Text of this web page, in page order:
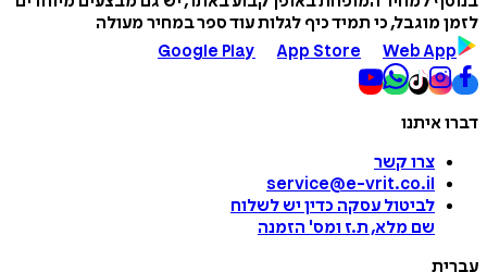
לזמן מוגבל, כי תמיד כיף לגלות עוד ספר במחיר מעולה
Google Play
App Store Web App
דברו איתנו
צרו קשר
service@e-vrit.co.il
לביטול עסקה כדין יש לשלוח
שם מלא, ת.ז ומס' הזמנה
עברית